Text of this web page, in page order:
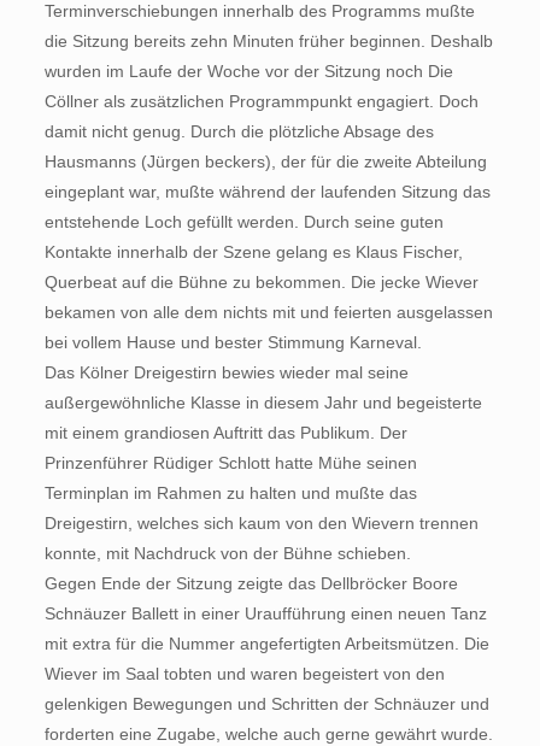
Terminverschiebungen innerhalb des Programms mußte
die Sitzung bereits zehn Minuten früher beginnen. Deshalb
wurden im Laufe der Woche vor der Sitzung noch Die
Cöllner als zusätzlichen Programmpunkt engagiert. Doch
damit nicht genug. Durch die plötzliche Absage des
Hausmanns (Jürgen beckers), der für die zweite Abteilung
eingeplant war, mußte während der laufenden Sitzung das
entstehende Loch gefüllt werden. Durch seine guten
Kontakte innerhalb der Szene gelang es Klaus Fischer,
Querbeat auf die Bühne zu bekommen. Die jecke Wiever
bekamen von alle dem nichts mit und feierten ausgelassen
bei vollem Hause und bester Stimmung Karneval.
Das Kölner Dreigestirn bewies wieder mal seine
außergewöhnliche Klasse in diesem Jahr und begeisterte
mit einem grandiosen Auftritt das Publikum. Der
Prinzenführer Rüdiger Schlott hatte Mühe seinen
Terminplan im Rahmen zu halten und mußte das
Dreigestirn, welches sich kaum von den Wievern trennen
konnte, mit Nachdruck von der Bühne schieben.
Gegen Ende der Sitzung zeigte das Dellbröcker Boore
Schnäuzer Ballett in einer Uraufführung einen neuen Tanz
mit extra für die Nummer angefertigten Arbeitsmützen. Die
Wiever im Saal tobten und waren begeistert von den
gelenkigen Bewegungen und Schritten der Schnäuzer und
forderten eine Zugabe, welche auch gerne gewährt wurde.